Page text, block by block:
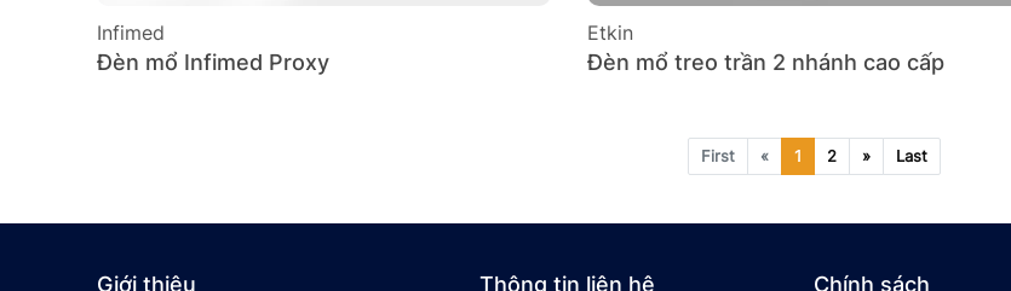
Infimed
Đèn mổ Infimed Proxy
Etkin
Đèn mổ treo trần 2 nhánh cao cấp
First « 1 2 » Last
Giới thiệu Thông tin liên hệ Chính sách